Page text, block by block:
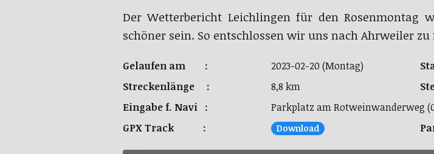
Der Wetterbericht Leichlingen für den
schöner sein. So entschlossen wir uns nach Ahrweiler
Gelaufen am : 2023-02-20 (Montag)
Streckenlänge :
8,8 km
Eingabe f. Navi :
Parkplatz am Rotweinwanderweg
GPX Track :
Download